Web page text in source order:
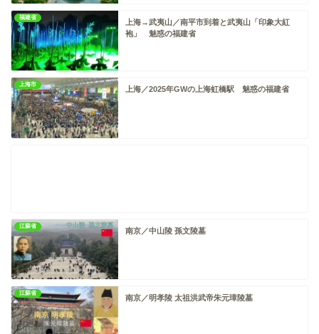
福建省
上海→武夷山／南平市到着と武夷山「印象大紅
袍」 魅惑の福建省
上海市
上海／2025年GWの上海虹橋駅 魅惑の福建省
江蘇省
南京／中山陵 孫文陵墓
江蘇省
南京／明孝陵 太祖洪武帝朱元璋陵墓